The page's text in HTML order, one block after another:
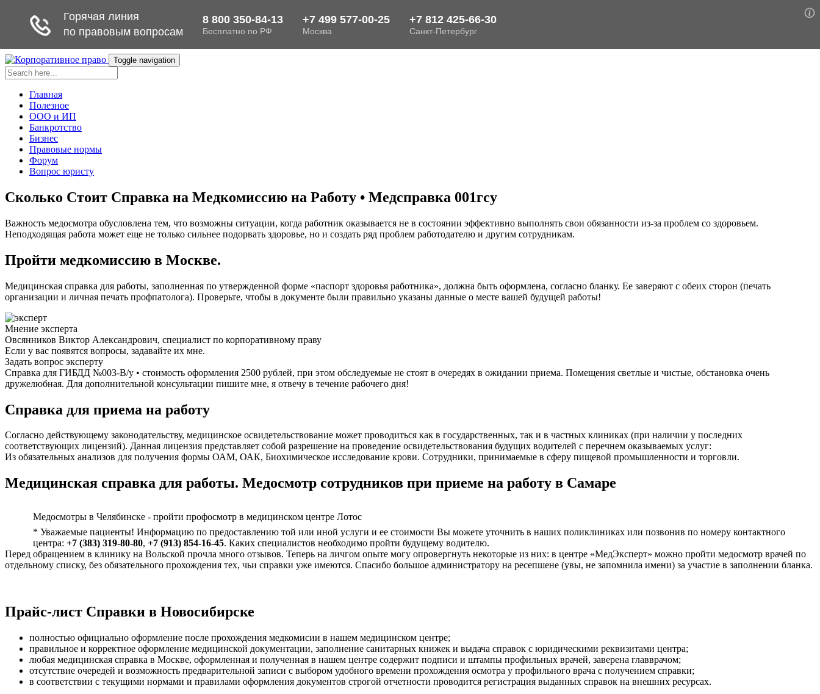
Toggle navigation
Главная
Полезное
ООО и ИП
Банкротство
Бизнес
Правовые нормы
Форум
Вопрос юристу
Сколько Стоит Справка на Медкомиссию на Работу • Медсправка 001гсу
Важность медосмотра обусловлена тем, что возможны ситуации, когда работник оказывается не в состоянии эффективно выполнять свои обязанности из-за проблем со здоровьем.
Неподходящая работа может еще не только сильнее подорвать здоровье, но и создать ряд проблем работодателю и другим сотрудникам.
Пройти медкомиссию в Москве.
Медицинская справка для работы, заполненная по утвержденной форме «паспорт здоровья работника», должна быть оформлена, согласно бланку. Ее заверяют с обеих сторон (печать
организации и личная печать профпатолога). Проверьте, чтобы в документе были правильно указаны данные о месте вашей будущей работы!
Мнение эксперта
Овсянников Виктор Александрович, специалист по корпоративному праву
Если у вас появятся вопросы, задавайте их мне.
Задать вопрос эксперту
Справка для ГИБДД №003-В/у • стоимость оформления 2500 рублей, при этом обследуемые не стоят в очередях в ожидании приема. Помещения светлые и чистые, обстановка очень
дружелюбная. Для дополнительной консультации пишите мне, я отвечу в течение рабочего дня!
Справка для приема на работу
Согласно действующему законодательству, медицинское освидетельствование может проводиться как в государственных, так и в частных клиниках (при наличии у последних
соответствующих лицензий). Данная лицензия представляет собой разрешение на проведение освидетельствования будущих водителей с перечнем оказываемых услуг:
Из обязательных анализов для получения формы ОАМ, ОАК, Биохимическое исследование крови. Сотрудники, принимаемые в сферу пищевой промышленности и торговли.
Медицинская справка для работы. Медосмотр сотрудников при приеме на работу в Самаре
Медосмотры в Челябинске - пройти профосмотр в медицинском центре Лотос
* Уважаемые пациенты! Информацию по предоставлению той или иной услуги и ее стоимости Вы можете уточнить в наших поликлиниках или позвонив по номеру контактного
центра: +7 (383) 319-80-80, +7 (913) 854-16-45. Каких специалистов необходимо пройти будущему водителю.
Перед обращением в клинику на Вольской прочла много отзывов. Теперь на личгом опыте могу опровергнуть некоторые из них: в центре «МедЭксперт» можно пройти медосмотр врачей по
отдельному списку, без обязательного прохождения тех, чьи справки уже имеются. Спасибо большое администратору на ресепшене (увы, не запомнила имени) за участие в заполнении бланка.
Прайс-лист Справки в Новосибирске
полностью официально оформление после прохождения медкомисии в нашем медицинском центре;
правильное и корректное оформление медицинской документации, заполнение санитарных книжек и выдача справок с юридическими реквизитами центра;
любая медицинская справка в Москве, оформленная и полученная в нашем центре содержит подписи и штампы профильных врачей, заверена главврачом;
отсутствие очередей и возможность предварительной записи с выбором удобного времени прохождения осмотра у профильного врача с получением справки;
в соответствии с текущими нормами и правилами оформления документов строгой отчетности проводится регистрация выданных справок на внешних ресурсах.